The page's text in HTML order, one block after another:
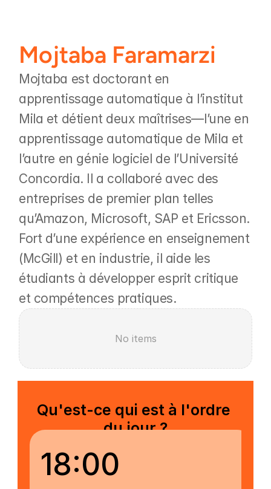
Mojtaba Faramarzi
Mojtaba est doctorant en
apprentissage automatique à l’institut
Mila et détient deux maîtrises—l’une en
apprentissage automatique de Mila et
l’autre en génie logiciel de l’Université
Concordia. Il a collaboré avec des
entreprises de premier plan telles
qu’Amazon, Microsoft, SAP et Ericsson.
Fort d’une expérience en enseignement
(McGill) et en industrie, il aide les
étudiants à développer esprit critique
et compétences pratiques.
No items
Qu'est-ce qui est à l'ordre
du jour ?
18:00